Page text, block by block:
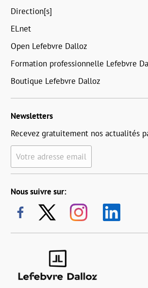
Direction[s]
ELnet
Open Lefebvre Dalloz
Formation professionnelle Lefebvre
Boutique Lefebvre Dalloz
Newsletters
Recevez gratuitement nos actualités
Votre adresse email
Nous suivre sur: